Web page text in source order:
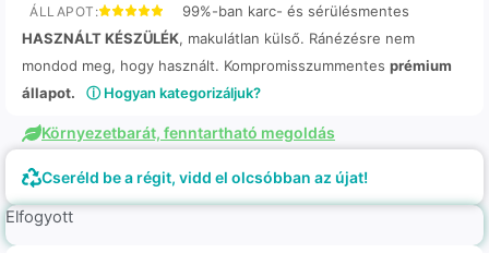
ÁLLAPOT:
99%-ban karc- és sérülésmentes
HASZNÁLT KÉSZÜLÉK, makulátlan külső. Ránézésre nem
mondod meg, hogy használt. Kompromisszummentes prémium
állapot.
ⓘ Hogyan kategorizáljuk?
Környezetbarát, fenntartható megoldás
Cseréld be a régit, vidd el olcsóbban az újat!
Elfogyott